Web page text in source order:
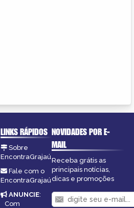
LINKS RÁPIDOS
Sobre
EncontraGrajaú
Fale com o
EncontraGrajaú
ANUNCIE:
Com
NOVIDADES POR E-
MAIL
Receba grátis as
principais notícias,
dicas e promoções